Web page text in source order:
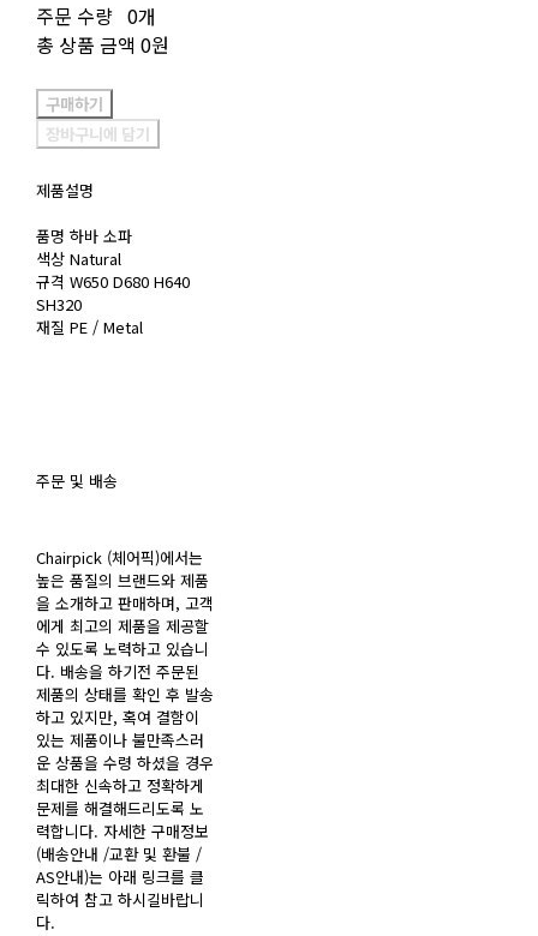
주문 수량 0개
총 상품 금액 0원
구매하기
장바구니에 담기
제품설명
품명 하바 소파
색상 Natural
규격 W650 D680 H640
SH320
재질 PE / Metal
주문 및 배송
Chairpick (체어픽)에서는
높은 품질의 브랜드와 제품
을 소개하고 판매하며, 고객
에게 최고의 제품을 제공할
수 있도록 노력하고 있습니
다. 배송을 하기전 주문된
제품의 상태를 확인 후 발송
하고 있지만, 혹여 결함이
있는 제품이나 불만족스러
운 상품을 수령 하셨을 경우
최대한 신속하고 정확하게
문제를 해결해드리도록 노
력합니다. 자세한 구매정보
(배송안내 /교환 및 환불 /
AS안내)는 아래 링크를 클
릭하여 참고 하시길바랍니
다.